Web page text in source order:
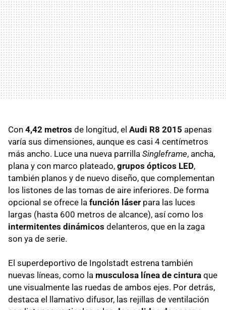
Con 4,42 metros de longitud, el Audi R8 2015 apenas
varía sus dimensiones, aunque es casi 4 centímetros
más ancho. Luce una nueva parrilla Singleframe, ancha,
plana y con marco plateado, grupos ópticos LED,
también planos y de nuevo diseño, que complementan
los listones de las tomas de aire inferiores. De forma
opcional se ofrece la función láser para las luces
largas (hasta 600 metros de alcance), así como los
intermitentes dinámicos delanteros, que en la zaga
son ya de serie.
El superdeportivo de Ingolstadt estrena también
nuevas líneas, como la musculosa línea de cintura que
une visualmente las ruedas de ambos ejes. Por detrás,
destaca el llamativo difusor, las rejillas de ventilación